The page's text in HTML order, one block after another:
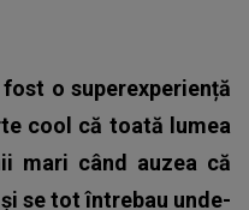
o superexperiență
cool că toată lumea
mari când auzea că
se tot întrebau unde-